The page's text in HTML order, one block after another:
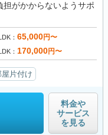
がかからないようサポ
65,000円〜
170,000円〜
屋片付け
料金や
サービス
を見る